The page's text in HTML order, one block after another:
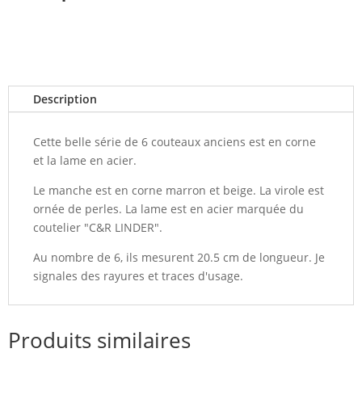
Description
Cette belle série de 6 couteaux anciens est en corne
et la lame en acier.
Le manche est en corne marron et beige. La virole est
ornée de perles. La lame est en acier marquée du
coutelier "C&R LINDER".
Au nombre de 6, ils mesurent 20.5 cm de longueur. Je
signales des rayures et traces d'usage.
Produits similaires